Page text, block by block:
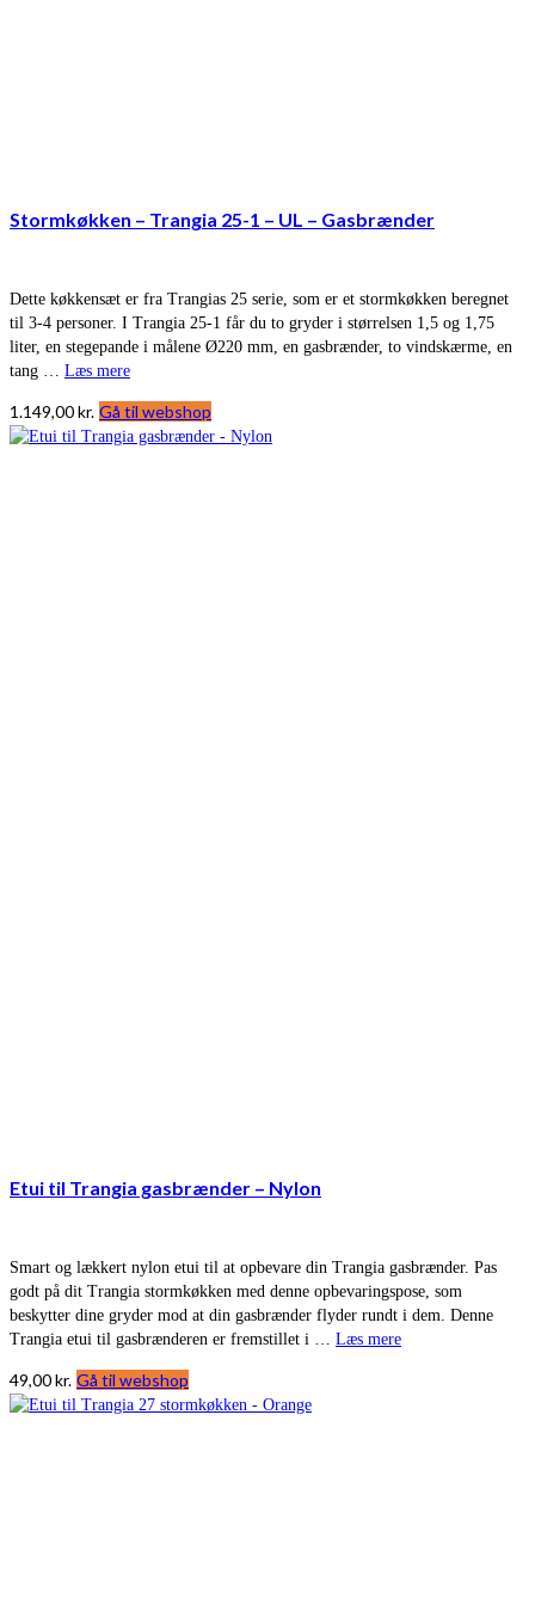
Stormkøkken – Trangia 25-1 – UL – Gasbrænder
Dette køkkensæt er fra Trangias 25 serie, som er et stormkøkken beregnet
til 3-4 personer. I Trangia 25-1 får du to gryder i størrelsen 1,5 og 1,75
liter, en stegepande i målene Ø220 mm, en gasbrænder, to vindskærme, en
tang … Læs mere
1.149,00kr. Gå til webshop
Etui til Trangia gasbrænder – Nylon
Smart og lækkert nylon etui til at opbevare din Trangia gasbrænder. Pas
godt på dit Trangia stormkøkken med denne opbevaringspose, som
beskytter dine gryder mod at din gasbrænder flyder rundt i dem. Denne
Trangia etui til gasbrænderen er fremstillet i … Læs mere
49,00kr. Gå til webshop